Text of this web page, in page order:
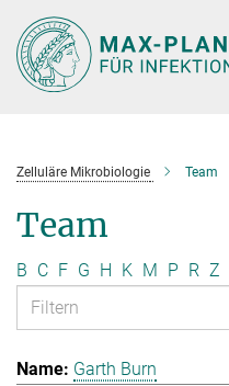
Hauptinhalt
Zelluläre Mikrobiologie Team
Team
B C F G H K M P R Z
Garth Burn